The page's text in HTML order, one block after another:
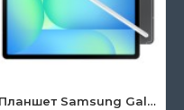
Планшет Samsung Galaxy Tab S10 FE 5G 8/128GB Gray (SM-X526BZAREUC)